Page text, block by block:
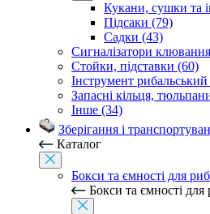
Кукани, сушки та
Підсаки (79)
Садки (43)
Сигналізатори
Стойки, підставки (60)
Інструмент
Запасні кільця,
Інше (34)
Зберігання і
Каталог
Бокси та ємності для
Бокси та ємності для